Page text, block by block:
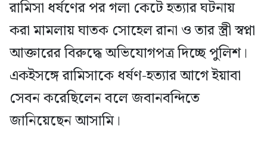
রামিসা ধর্ষণের পর গলা কেটে হত্যার ঘটনায়
করা মামলায় ঘাতক সোহেল রানা ও তার স্ত্রী স্বপ্না
আক্তারের বিরুদ্ধে অভিযোগপত্র দিচ্ছে পুলিশ।
একইসঙ্গে রামিসাকে ধর্ষণ-হত্যার আগে ইয়াবা
সেবন করেছিলেন বলে জবানবন্দিতে
জানিয়েছেন আসামি।